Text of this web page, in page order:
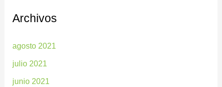
Archivos
agosto 2021
julio 2021
junio 2021